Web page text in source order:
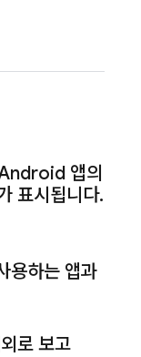
앱의
표시됩니다.
용하는 앱과
로 보고